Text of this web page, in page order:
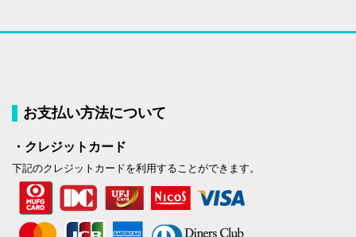
お支払い方法について
・クレジットカード
下記のクレジットカードを利用することができます。